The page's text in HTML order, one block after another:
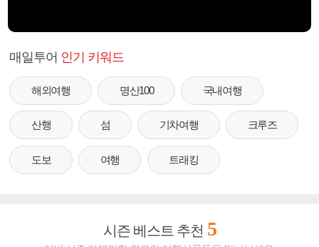
매일투어 인기 키워드
해외여행 명산100 국내여행
산행 섬 기차여행 크루즈
도보 여행 트래킹
시즌 베스트 추천 5